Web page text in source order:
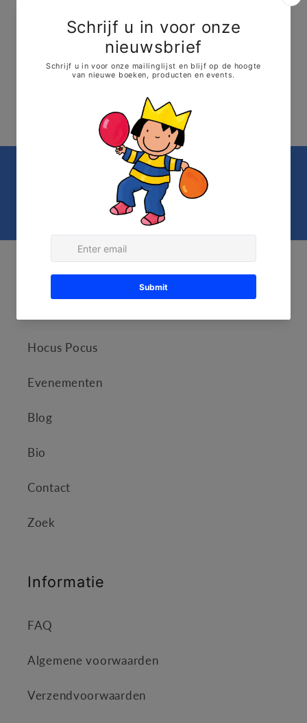
Anna, ideaal voor peuters vanaf 2 jaar die van
een uitstapje houden. Handig verpakt in een
fluo-opbergtasje.
Opgelet, tailleert eerder klein
Prentenboeken die
kinderen helpen opgroeien
Hocus Pocus
Evenementen
Blog
Bio
Contact
Zoek
Informatie
FAQ
Algemene voorwaarden
Verzendvoorwaarden